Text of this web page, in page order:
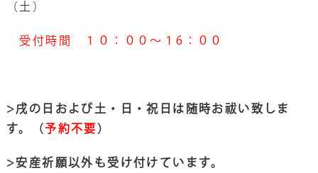
（土）
受付時間 １０：００～１6：００
>戌の日および土・日・祝日は随時お祓い致しま
す。（予約不要 ）
>安産祈願以外も受け付けています。